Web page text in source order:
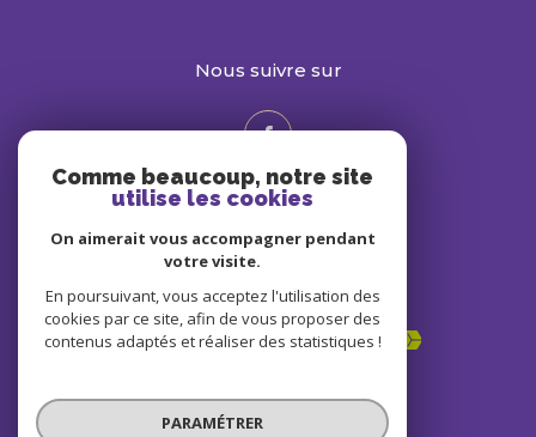
nous suivre sur
Adhérents
Comme beaucoup, notre site
utilise les cookies
On aimerait vous accompagner pendant
votre visite.
En poursuivant, vous acceptez l'utilisation des
cookies par ce site, afin de vous proposer des
contenus adaptés et réaliser des statistiques !
PARAMÉTRER